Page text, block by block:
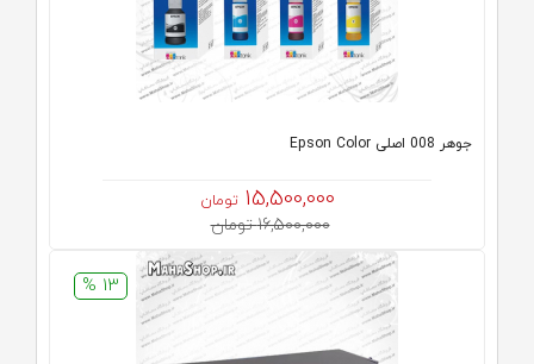
جوهر 008 اصلی Epson Color
15,500,000 تومان
16,500,000 تومان
13 %